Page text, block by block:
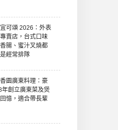
可頌 2026：外表
賣店，台式口味
腸、蜜汁叉燒都
經常排隊
園廣東料理：豪
創立廣東菜及煲
憶，適合帶長輩